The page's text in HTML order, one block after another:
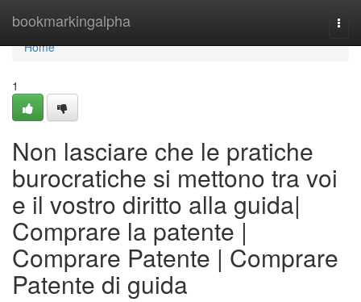
bookmarkingalpha
Home
Home
1
Non lasciare che le pratiche
burocratiche si mettono tra voi
e il vostro diritto alla guida|
Comprare la patente |
Comprare Patente | Comprare
Patente di guida